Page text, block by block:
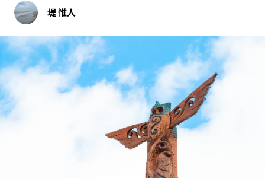
栃木エリア
埼玉エリア
東京23区エリア
神奈川エリア
新潟エリア
石川エリア
福井エリア
山梨エリア
岐阜エリア
愛知エリア
滋賀エリア
大阪市エリア
堤 惟人